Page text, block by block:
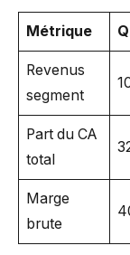
Métrique
Revenus
segment
Part du CA
total
Marge
brute